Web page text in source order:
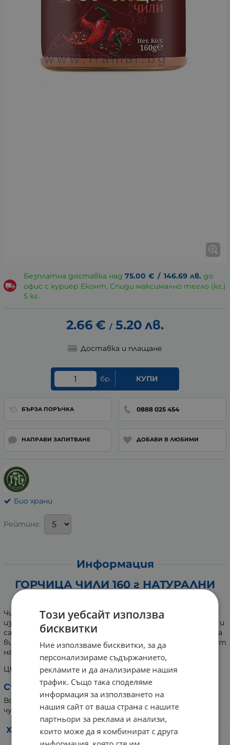
Безплатна доставка над 75.00 € / 146.69 лв. до
офис с куриер Еконт, Спиди максимално тегло (кг.)
5 кг.
2.66 € / 5.20 лв.
Доставка и плащане
бр. КУПИ
БЪРЗА ПОРЪЧКА 0888 025 454
НАПРАВИ ЗАПИТВАНЕ ДОБАВИ В ЛЮБИМИ
Био храни
Рейтинг:
Информация
ГОРЧИЦА ЧИЛИ 160 г НАТУРАЛНИ
Чили горчицата е с характерен пикантен вкус,
използва се предимно при приготвянето на сандвичи и
салати. Основните съставки в нея са семената на два
вида Синап. За направата на горчицата те се стриват
на прах, добавя се оцет, сол, вода и олио.
Цветът й е от жълт до кафяв.
Съдържание:
Вода, оцет, синапено семе, захар, червен пипер, люти
чушки, чили 1%, куркума, подправки.
Хранителни стойности: на 100 g:
Този уебсайт използва
бисквитки
Ние използваме бисквитки, за да
персонализираме съдържанието,
рекламите и да анализираме нашия
трафик. Също така споделяме
информация за използването на
нашия сайт от ваша страна с нашите
партньори за реклама и анализи,
които може да я комбинират с друга